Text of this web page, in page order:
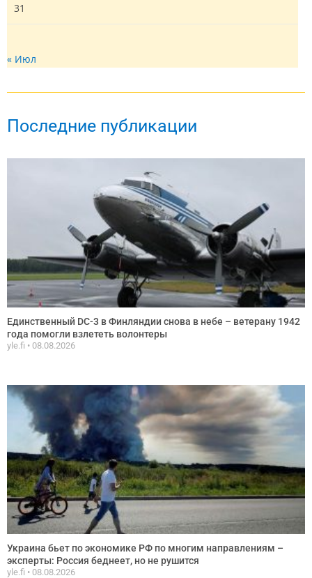
31
« Июл
Последние публикации
Единственный DC-3 в Финляндии снова в небе – ветерану 1942
года помогли взлететь волонтеры
yle.fi 08.08.2026
Украина бьет по экономике РФ по многим направлениям –
эксперты: Россия беднеет, но не рушится
yle.fi 08.08.2026